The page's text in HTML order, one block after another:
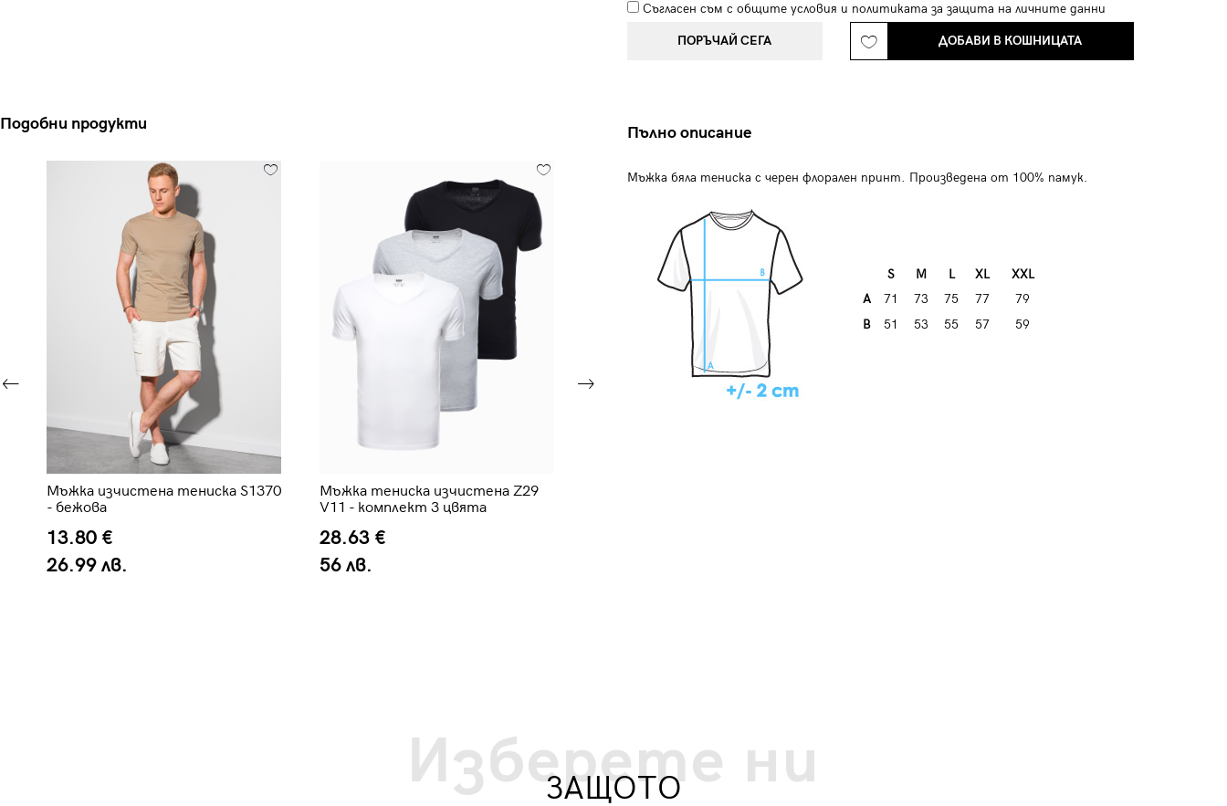
Съгласен съм с общите условия и политиката за защита на личните данни
ПОРЪЧАЙ СЕГА ДОБАВИ В КОШНИЦАТА
Подобни продукти
Мъжка изчистена тениска S1370
- бежова
13.80 €
26.99 лв.
Мъжка тениска изчистена Z29
V11 - комплект 3 цвята
28.63 €
56 лв.
Пълно описание
Мъжка бяла тениска с черен флорален принт. Произведена от 100% памук.
S M L XL
XXL
A
71 73 75 77
79
B
51 53 55 57 59
Изберете ни
ЗАЩОТО